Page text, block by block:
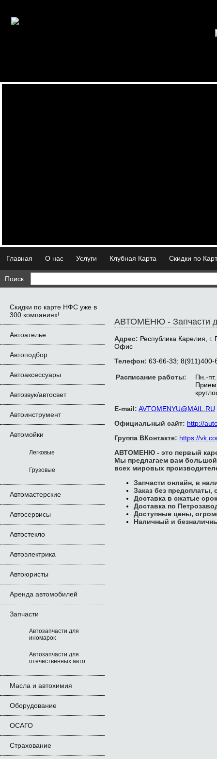
Главная О нас Услуги Клубная Карта Скидки по
Поиск
Скидки по карте НФС уже в
300 компаниях!
Автоателье
Автоподбор
Автоаксессуары
Автозвук/автосвет
Автоинструмент
Автомойки
Легковые
Грузовые
Автомастерские
Автосервисы
Автостекло
Автоэлектрика
Автоюристы
Аренда автомобилей
Запчасти
Автозапчасти для
иномарок
Автозапчасти для
отечественных авто
Масла и автохимия
Оборудование
ОСАГО
Страхование
АВТОМЕНЮ - Запчасти
Адрес: Республика Карелия,
Офис
Телефон: 63-66-33; 8(911)400-
Расписание работы:
Пн.-
Прием
E-mail: AVTOMENYU@MAIL.RU
Официальный сайт: http://
Группа ВКонтакте: https://
АВТОМЕНЮ - это первый
Мы предлагаем вам большой
всех мировых
Запчасти онлайн, в
Заказ без предоплаты,
Доставка в сжатые
Доставка по
Доступные цены,
Наличный и